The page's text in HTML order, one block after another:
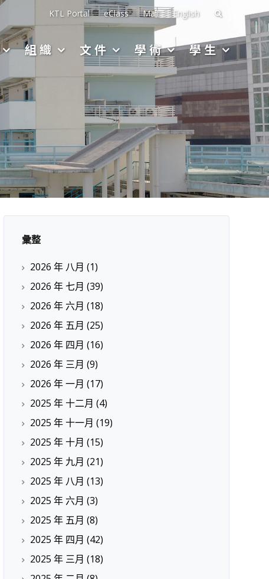
KTL Portal eClass Mail English
搜
尋
關
於：
組織 文件 學術 學生
彙整
2026 年 八月 (1)
2026 年 七月 (39)
2026 年 六月 (18)
2026 年 五月 (25)
2026 年 四月 (16)
2026 年 三月 (9)
2026 年 一月 (17)
2025 年 十二月 (4)
2025 年 十一月 (19)
2025 年 十月 (15)
2025 年 九月 (21)
2025 年 八月 (13)
2025 年 六月 (3)
2025 年 五月 (8)
2025 年 四月 (42)
2025 年 三月 (18)